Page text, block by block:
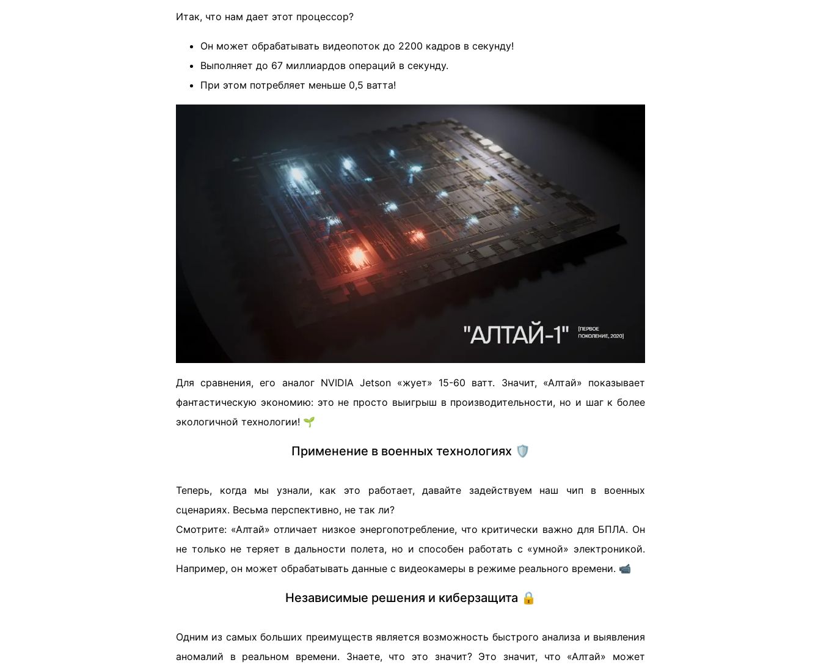
Итак, что нам дает этот процессор?
Он может обрабатывать видеопоток до 2200 кадров в секунду!
Выполняет до 67 миллиардов операций в секунду.
При этом потребляет меньше 0,5 ватта!
Для сравнения, его аналог NVIDIA Jetson «жует» 15-60 ватт. Значит, «Алтай» показывает
фантастическую экономию: это не просто выигрыш в производительности, но и шаг к более
экологичной технологии! 🌱
Применение в военных технологиях 🛡️
Теперь, когда мы узнали, как это работает, давайте задействуем наш чип в военных
сценариях. Весьма перспективно, не так ли?
Смотрите: «Алтай» отличает низкое энергопотребление, что критически важно для БПЛА. Он
не только не теряет в дальности полета, но и способен работать с «умной» электроникой.
Например, он может обрабатывать данные с видеокамеры в режиме реального времени. 📹
Независимые решения и киберзащита 🔒
Одним из самых больших преимуществ является возможность быстрого анализа и выявления
аномалий в реальном времени. Знаете, что это значит? Это значит, что «Алтай» может